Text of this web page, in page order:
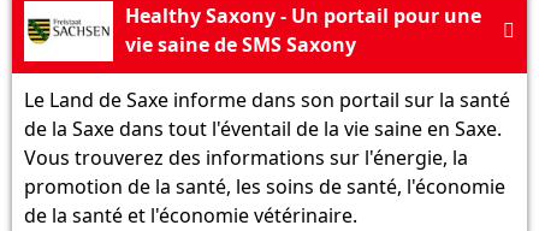
Healthy Saxony - Un portail pour une
vie saine de SMS Saxony

Le Land de Saxe informe dans son portail sur la santé
de la Saxe dans tout l'éventail de la vie saine en Saxe.
Vous trouverez des informations sur l'énergie, la
promotion de la santé, les soins de santé, l'économie
de la santé et l'économie vétérinaire.